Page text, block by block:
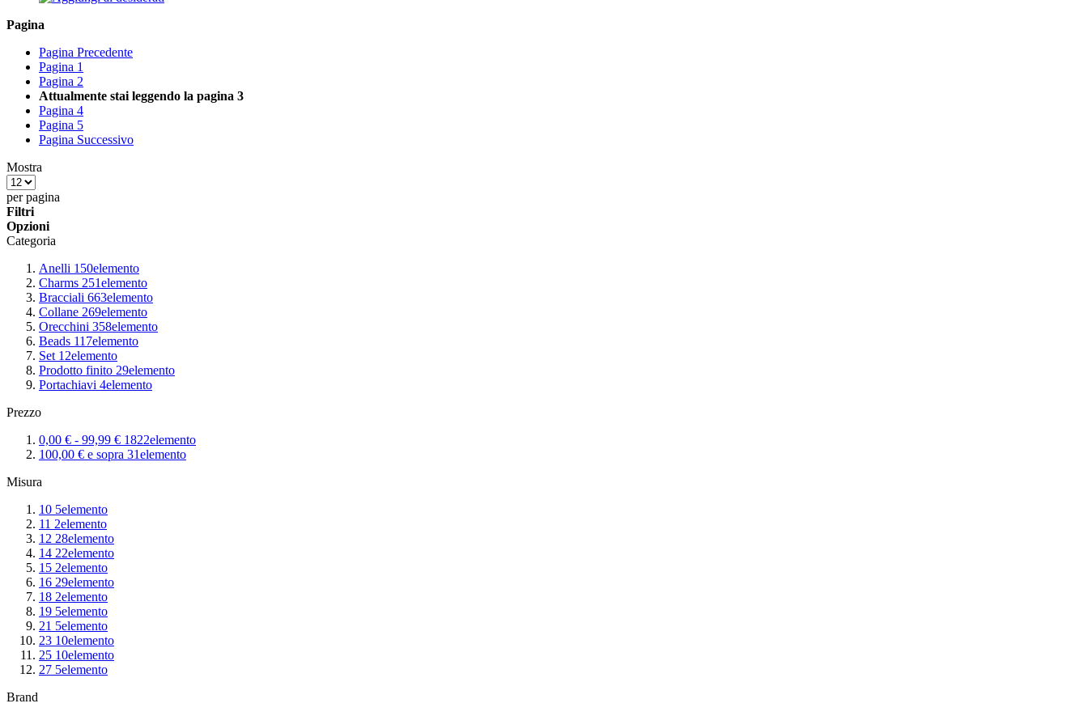
Pagina
Pagina Precedente
Pagina 1
Pagina 2
Attualmente stai leggendo la pagina 3
Pagina 4
Pagina 5
Pagina Successivo
Mostra
per pagina
Filtri
Opzioni
Categoria
Anelli 150elemento
Charms 251elemento
Bracciali 663elemento
Collane 269elemento
Orecchini 358elemento
Beads 117elemento
Set 12elemento
Prodotto finito 29elemento
Portachiavi 4elemento
Prezzo
0,00 € - 99,99 € 1822elemento
100,00 € e sopra 31elemento
Misura
10 5elemento
11 2elemento
12 28elemento
14 22elemento
15 2elemento
16 29elemento
18 2elemento
19 5elemento
21 5elemento
23 10elemento
25 10elemento
27 5elemento
Brand